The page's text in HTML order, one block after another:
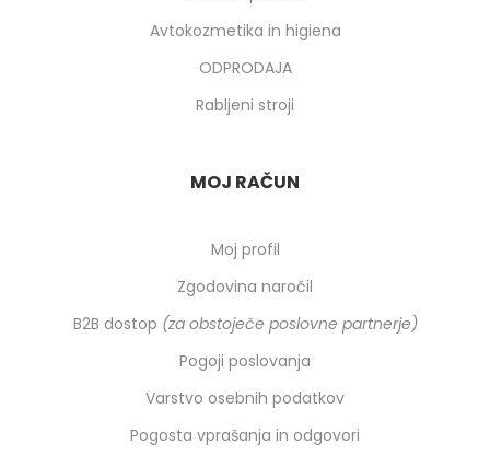
Avtokozmetika in higiena
ODPRODAJA
Rabljeni stroji
MOJ RAČUN
Moj profil
Zgodovina naročil
B2B dostop (za obstoječe poslovne partnerje)
Pogoji poslovanja
Varstvo osebnih podatkov
Pogosta vprašanja in odgovori